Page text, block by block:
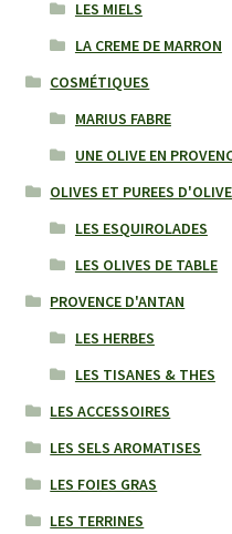
LES MIELS
LA CREME DE MARRON
COSMÉTIQUES
MARIUS FABRE
UNE OLIVE EN
OLIVES ET PUREES
LES ESQUIROLADES
LES OLIVES DE TABLE
PROVENCE D'ANTAN
LES HERBES
LES TISANES & THES
LES ACCESSOIRES
LES SELS AROMATISES
LES FOIES GRAS
LES TERRINES